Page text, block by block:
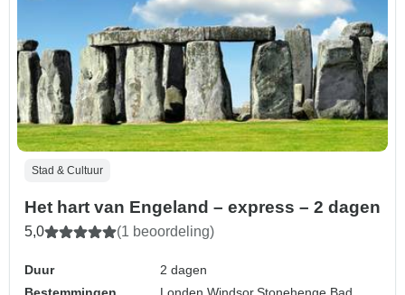
Stad & Cultuur
Het hart van Engeland – express – 2 dagen
5,0 (1 beoordeling)
Duur
2 dagen